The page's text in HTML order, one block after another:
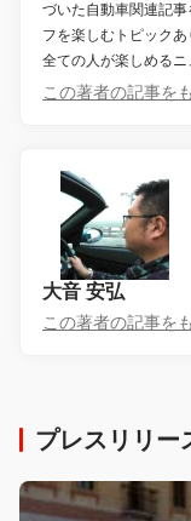
づいた自動車関連記
フを楽しむトピック
全ての人が楽しめるニ
この著者の記事を
大音 安弘
この著者の記事を
プレスリリー